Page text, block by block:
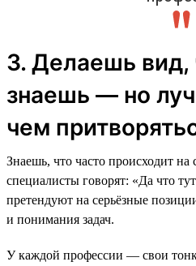
3. Делаешь вид,
знаешь — но
чем
Знаешь, что часто происходит
специалисты говорят: «Да что
претендуют на серьёзные
и понимания задач.
У каждой профессии — свои